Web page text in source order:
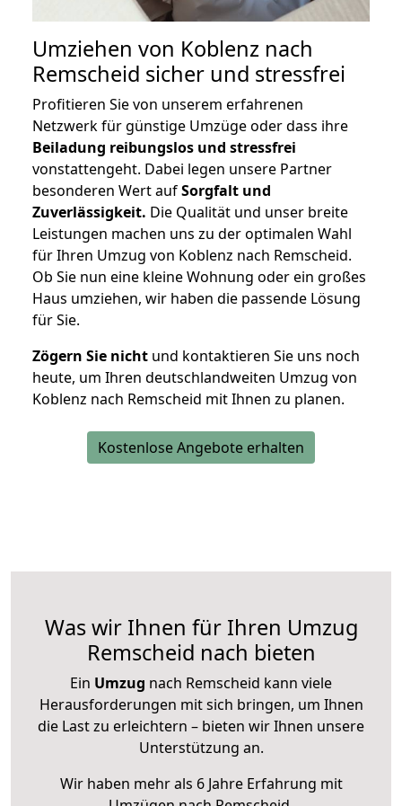
Umziehen von Koblenz nach
Remscheid sicher und stressfrei
Profitieren Sie von unserem erfahrenen
Netzwerk für günstige Umzüge oder dass ihre
Beiladung reibungslos und stressfrei
vonstattengeht. Dabei legen unsere Partner
besonderen Wert aufSorgfalt und
Zuverlässigkeit. Die Qualität und unser breite
Leistungen machen uns zu der optimalen Wahl
für Ihren Umzug von Koblenz nach Remscheid.
Ob Sie nun eine kleine Wohnung oder ein großes
Haus umziehen, wir haben die passende Lösung
für Sie.
Zögern Sie nicht und kontaktieren Sie uns noch
heute, um Ihren deutschlandweiten Umzug von
Koblenz nach Remscheid mit Ihnen zu planen.
Kostenlose Angebote erhalten
Was wir Ihnen für Ihren Umzug
Remscheid nach bieten
Ein Umzug nach Remscheid kann viele
Herausforderungen mit sich bringen, um Ihnen
die Last zu erleichtern – bieten wir Ihnen unsere
Unterstützung an.
Wir haben mehr als 6 Jahre Erfahrung mit